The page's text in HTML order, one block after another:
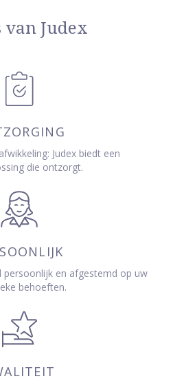
van Judex
Judex biedt een
die ontzorgt.
persoonlijk en afgestemd op uw
behoeften.